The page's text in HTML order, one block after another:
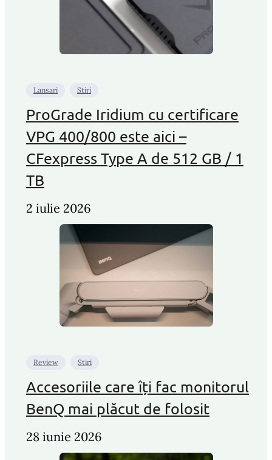
Lansari Stiri
ProGrade Iridium cu certificare
VPG 400/800 este aici –
CFexpress Type A de 512 GB / 1
TB
2 iulie 2026
Review Stiri
Accesoriile care îți fac monitorul
BenQ mai plăcut de folosit
28 iunie 2026